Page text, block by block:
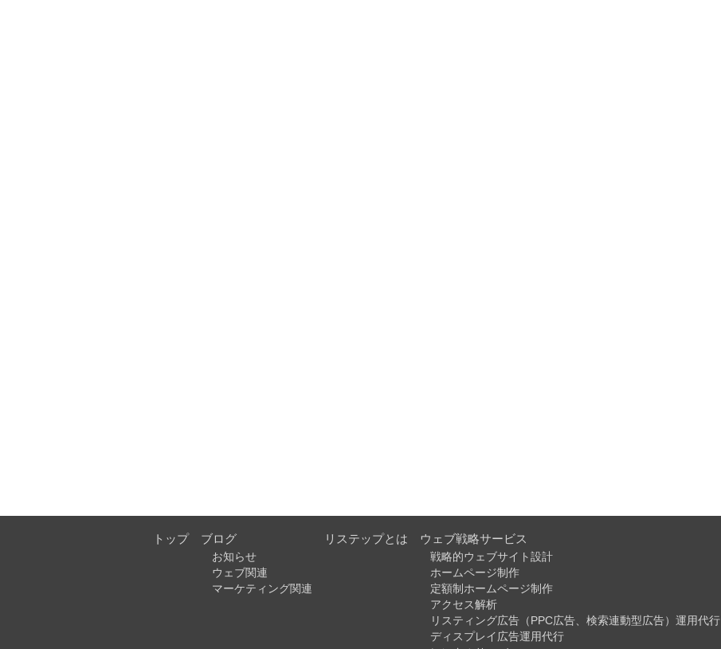
トップ ブログ
お知らせ
ウェブ関連
マーケティング関連
リステップとは ウェブ戦略サービス
戦略的ウェブサイト設計
ホームページ制作
定額制ホームページ制作
アクセス解析
リスティング広告（PPC広告、検索連動型広告）運用代行
ディスプレイ広告運用代行